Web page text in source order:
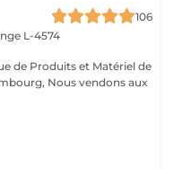
106
L-4574
de Produits et Matériel de
aux